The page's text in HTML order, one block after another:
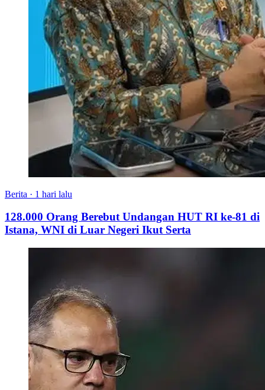
Berita · 1 hari lalu
128.000 Orang Berebut Undangan HUT RI ke-81 di
Istana, WNI di Luar Negeri Ikut Serta